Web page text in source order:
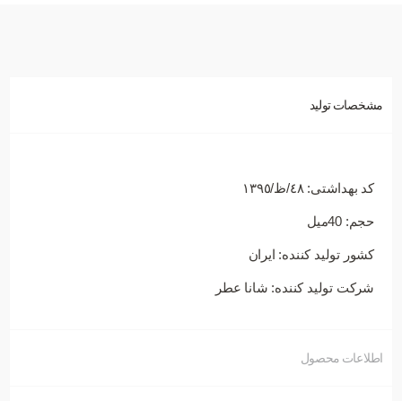
مشخصات تولید
کد بهداشتی: ٤٨/ظ/١٣٩٥
حجم: 40میل
کشور تولید کننده: ایران
شرکت تولید کننده: شانا عطر
اطلاعات محصول